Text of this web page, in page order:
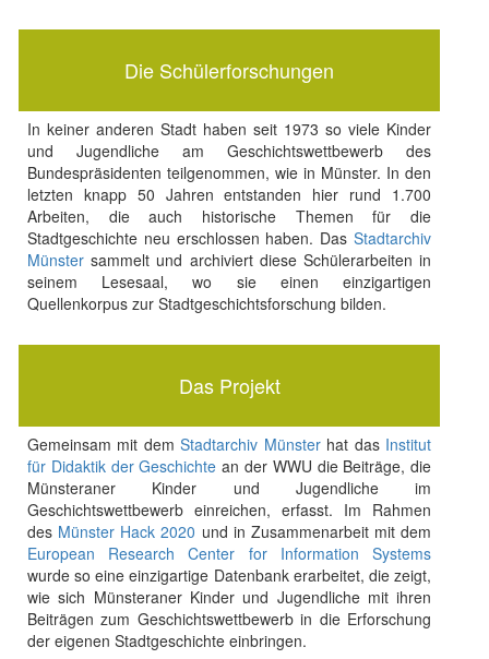
Die Schülerforschungen
In keiner anderen Stadt haben seit 1973 so viele Kinder
und Jugendliche am Geschichtswettbewerb des
Bundespräsidenten teilgenommen, wie in Münster. In den
letzten knapp 50 Jahren entstanden hier rund 1.700
Arbeiten, die auch historische Themen für die
Stadtgeschichte neu erschlossen haben. DasStadtarchiv
Münstersammelt und archiviert diese Schülerarbeiten in
seinem Lesesaal, wo sie einen einzigartigen
Quellenkorpus zur Stadtgeschichtsforschung bilden.
Das Projekt
Gemeinsam mit demStadtarchiv Münsterhat das Institut
für Didaktik der Geschichte an der WWU die Beiträge, die
Münsteraner Kinder und Jugendliche im
Geschichtswettbewerb einreichen, erfasst. Im Rahmen
des Münster Hack 2020 und in Zusammenarbeit mit dem
European Research Center for Information Systems
wurde so eine einzigartige Datenbank erarbeitet, die zeigt,
wie sich Münsteraner Kinder und Jugendliche mit ihren
Beiträgen zum Geschichtswettbewerb in die Erforschung
der eigenen Stadtgeschichte einbringen.